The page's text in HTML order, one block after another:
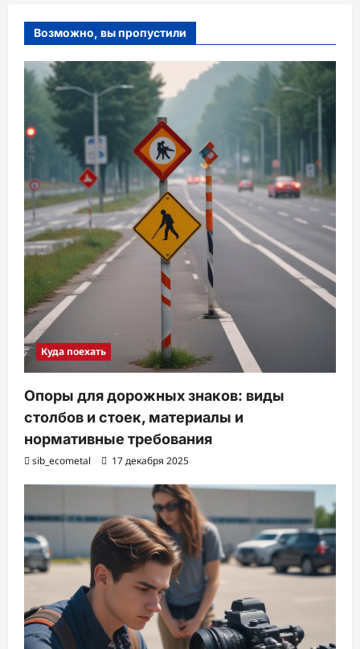
Возможно, вы пропустили
Куда поехать
Опоры для дорожных знаков: виды
столбов и стоек, материалы и
нормативные требования
sib_ecometal 17 декабря 2025